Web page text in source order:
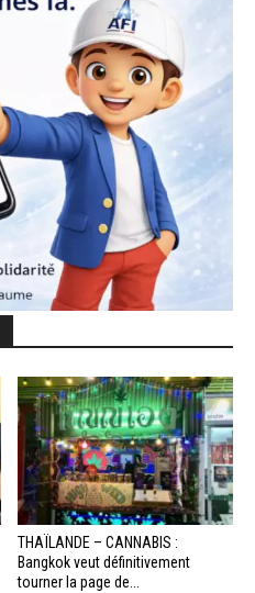
THAÏLANDE – CANNABIS :
Bangkok veut définitivement
tourner la page de...